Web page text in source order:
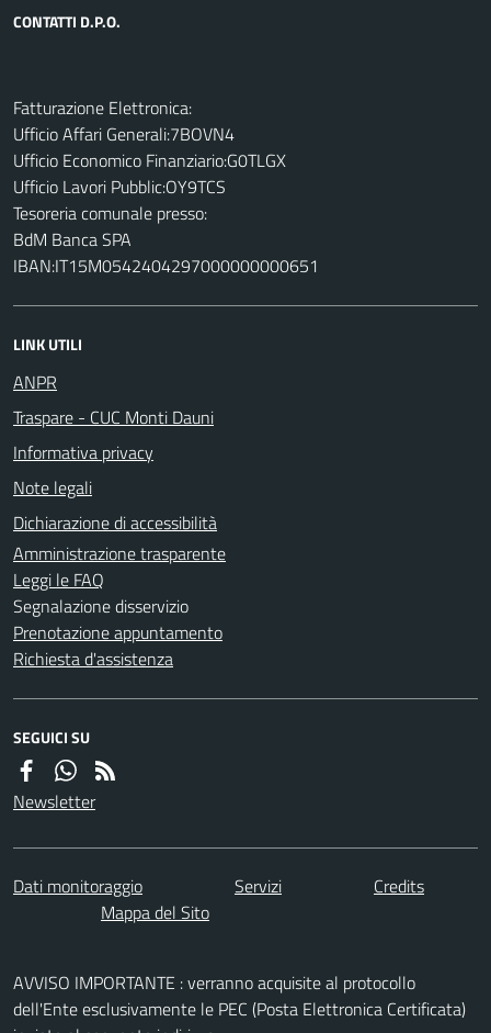
CONTATTI D.P.O.
Fatturazione Elettronica:
Ufficio Affari Generali:7BOVN4
Ufficio Economico Finanziario:G0TLGX
Ufficio Lavori Pubblic:OY9TCS
Tesoreria comunale presso:
BdM Banca SPA
IBAN:IT15M0542404297000000000651
LINK UTILI
ANPR
Traspare - CUC Monti Dauni
Informativa privacy
Note legali
Dichiarazione di accessibilità
Amministrazione trasparente
Leggi le FAQ
Segnalazione disservizio
Prenotazione appuntamento
Richiesta d'assistenza
SEGUICI SU
Newsletter
Dati monitoraggio Servizi
Credits
Mappa del Sito
AVVISO IMPORTANTE : verranno acquisite al protocollo
dell'Ente esclusivamente le PEC (Posta Elettronica Certificata)